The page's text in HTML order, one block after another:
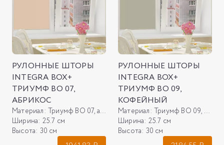
РУЛОННЫЕ ШТОРЫ
INTEGRA BOX+
ТРИУМФ ВО 07,
АБРИКОС
Материал: Триумф ВО 07, абрикос
Ширина: 25.7 см
Высота: 30 см
РУЛОННЫЕ ШТОРЫ
INTEGRA BOX+
ТРИУМФ ВО 09,
КОФЕЙНЫЙ
Материал: Триумф ВО 09, кофейный
Ширина: 25.7 см
Высота: 30 см